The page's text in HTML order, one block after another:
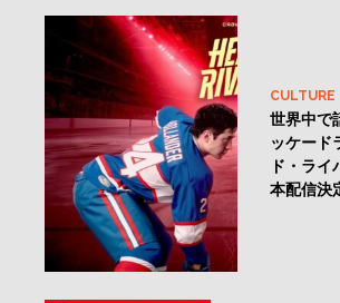
CULTURE
世界中で
ッケード
ド・ライ
本配信決